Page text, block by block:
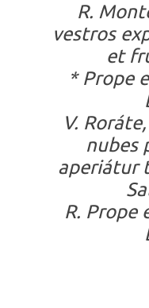
R.
vestros
et
* Prope
V.
nubes
aperiátur
R. Prope